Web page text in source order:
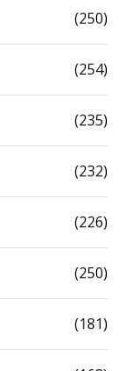
(250)
(254)
(235)
(232)
(226)
(250)
(181)